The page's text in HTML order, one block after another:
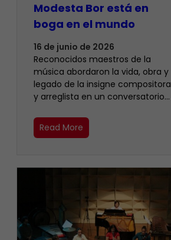
Modesta Bor está en
boga en el mundo
16 de junio de 2026
Reconocidos maestros de la
música abordaron la vida, obra y
legado de la insigne compositora
y arreglista en un conversatorio…
Read More